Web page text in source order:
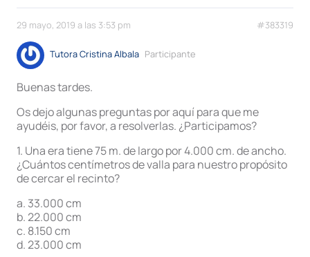
29 mayo, 2019 a las 3:53 pm #383319
Tutora Cristina Albala Participante
Buenas tardes.
Os dejo algunas preguntas por aquí para que me
ayudéis, por favor, a resolverlas. ¿Participamos?
1. Una era tiene 75 m. de largo por 4.000 cm. de ancho.
¿Cuántos centímetros de valla para nuestro propósito
de cercar el recinto?
a. 33.000 cm
b. 22.000 cm
c. 8.150 cm
d. 23.000 cm